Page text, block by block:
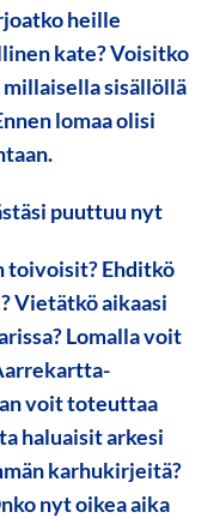
heille
kate? Voisitko
millaisella sisällöllä
lomaa olisi
puuttuu nyt
toivoisit? Ehditkö
Vietätkö aikaasi
Lomalla voit
voit toteuttaa
haluaisit arkesi
karhukirjeitä?
nyt oikea aika